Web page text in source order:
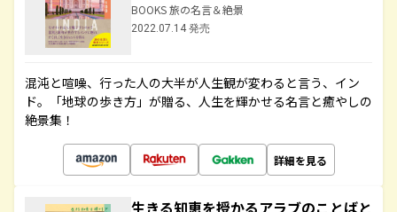
BOOKS 旅の名言＆絶景
2022.07.14 発売
混沌と喧噪、行った人の大半が人生観が変わると言う、イン
ド。「地球の歩き方」が贈る、人生を輝かせる名言と癒やしの
絶景集！
詳細を見る
生きる知恵を授かるアラブのことばと